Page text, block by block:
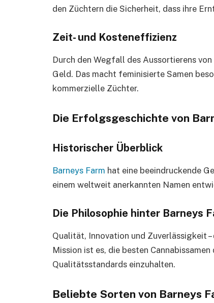
den Züchtern die Sicherheit, dass ihre
Zeit- und Kosteneffizienz
Durch den Wegfall des Aussortierens
Geld. Das macht feminisierte Samen
kommerzielle Züchter.
Die Erfolgsgeschichte von
Historischer Überblick
Barneys Farm hat eine beeindruckende
einem weltweit anerkannten Namen
Die Philosophie hinter Barneys
Qualität, Innovation und Zuverlässigkeit
Mission ist es, die besten
Qualitätsstandards einzuhalten.
Beliebte Sorten von Barneys